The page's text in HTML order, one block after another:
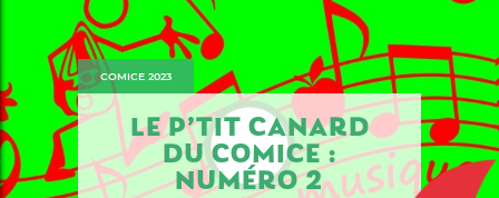
COMICE 2023
LE P’TIT CANARD
DU COMICE :
NUMÉRO 2